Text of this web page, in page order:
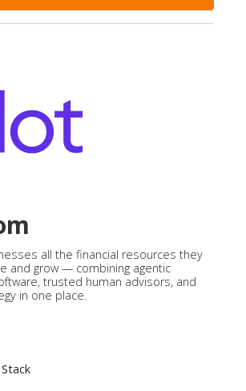
all the financial resources they
and grow — combining agentic
trusted human advisors, and
in one place.